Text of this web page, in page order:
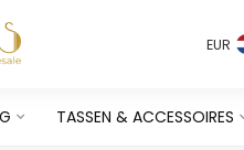
EUR
TASSEN & ACCESSOIRES